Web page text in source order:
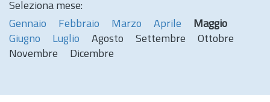
Seleziona mese:
Gennaio
Febbraio Marzo Aprile
Maggio
Giugno
Luglio Agosto Settembre
Ottobre
Novembre
Dicembre